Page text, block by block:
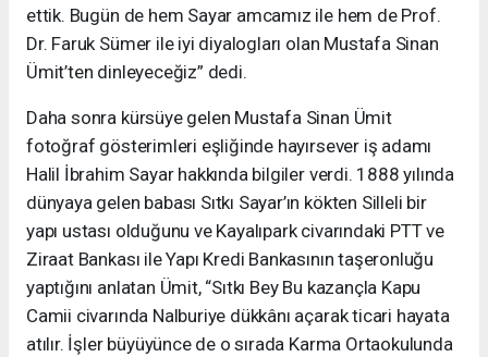
ettik. Bugün de hem Sayar amcamız ile hem de Prof.
Dr. Faruk Sümer ile iyi diyalogları olan Mustafa Sinan
Ümit’ten dinleyeceğiz” dedi.
Daha sonra kürsüye gelen Mustafa Sinan Ümit
fotoğraf gösterimleri eşliğinde hayırsever iş adamı
Halil İbrahim Sayar hakkında bilgiler verdi. 1888 yılında
dünyaya gelen babası Sıtkı Sayar’ın kökten Silleli bir
yapı ustası olduğunu ve Kayalıpark civarındaki PTT ve
Ziraat Bankası ile Yapı Kredi Bankasının taşeronluğu
yaptığını anlatan Ümit, “Sıtkı Bey Bu kazançla Kapu
Camii civarında Nalburiye dükkânı açarak ticari hayata
atılır. İşler büyüyünce de o sırada Karma Ortaokulunda